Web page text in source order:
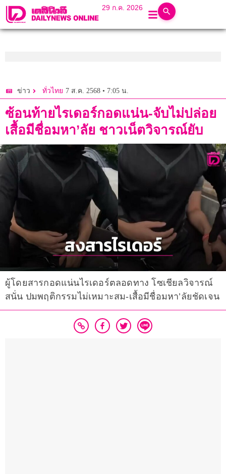
29 ก.ค. 2026
ข่าว ทั่วไทย 7 ส.ค. 2568 • 7:05 น.
ซ้อนท้ายไรเดอร์กอดแน่น-จับไม่ปล่อย
เสื้อมีชื่อมหา’ลัย ชาวเน็ตวิจารณ์ยับ
ผู้โดยสารกอดแน่นไรเดอร์ตลอดทาง โซเชียลวิจารณ์
สนั่น ปมพฤติกรรมไม่เหมาะสม-เสื้อมีชื่อมหา’ลัยชัดเจน